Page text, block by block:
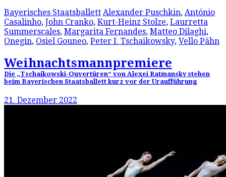
Bayerisches Staatsballett Alexander Puschkin, António
Casalinho, John Cranko, Kurt-Heinz Stolze, Laurretta
Summerscales, Margarita Fernandes, Matteo Dilaghi,
Onegin, Osiel Gouneo, Peter I. Tschaikowsky, Vello Pähn
Weihnachtsmannpremiere
Die „Tschaikowski-Ouvertüren“ von Alexei Ratmansky stehen
beim Bayerischen Staatsballett kurz vor der Uraufführung
21. Dezember 2022